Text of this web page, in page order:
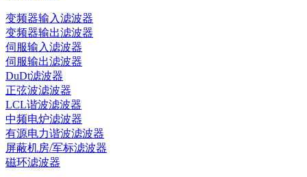
变频器输入滤波器
变频器输出滤波器
伺服输入滤波器
伺服输出滤波器
DuDt滤波器
正弦波滤波器
LCL谐波滤波器
中频电炉滤波器
有源电力谐波滤波器
屏蔽机房/军标滤波器
磁环滤波器